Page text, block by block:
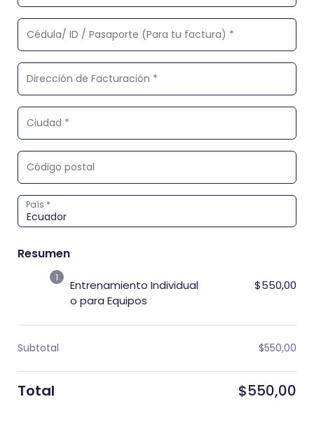
País *
Resumen
1
Entrenamiento Individual
o para Equipos
$550,00
Subtotal $550,00
Total $550,00